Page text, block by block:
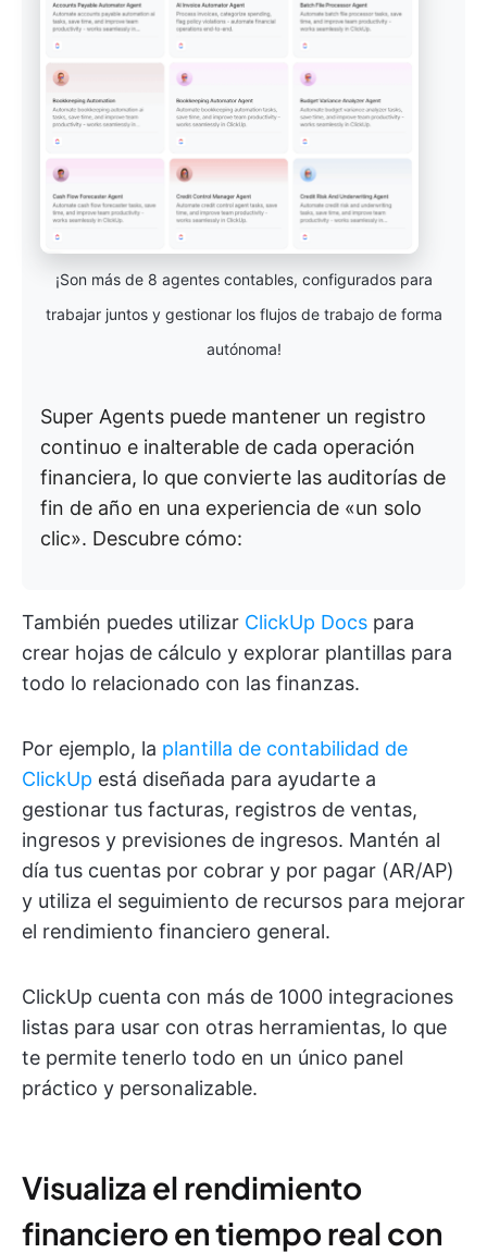
¡Son más de 8 agentes contables, configurados para
trabajar juntos y gestionar los flujos de trabajo de forma
autónoma!
Super Agents puede mantener un registro
continuo e inalterable de cada operación
financiera, lo que convierte las auditorías de
fin de año en una experiencia de «un solo
clic». Descubre cómo:
También puedes utilizar ClickUp Docs para
crear hojas de cálculo y explorar plantillas para
todo lo relacionado con las finanzas.
Por ejemplo, la plantilla de contabilidad de
ClickUp está diseñada para ayudarte a
gestionar tus facturas, registros de ventas,
ingresos y previsiones de ingresos. Mantén al
día tus cuentas por cobrar y por pagar (AR/AP)
y utiliza el seguimiento de recursos para mejorar
el rendimiento financiero general.
ClickUp cuenta con más de 1000 integraciones
listas para usar con otras herramientas, lo que
te permite tenerlo todo en un único panel
práctico y personalizable.
Visualiza el rendimiento
financiero en tiempo real con